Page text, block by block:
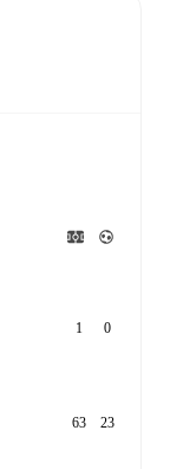
1 0
63 23